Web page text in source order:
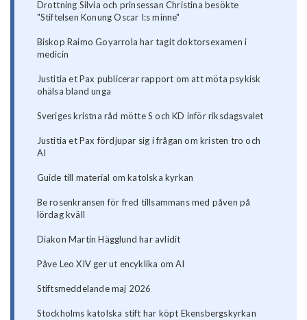
Drottning Silvia och prinsessan Christina besökte
"Stiftelsen Konung Oscar I:s minne"
Biskop Raimo Goyarrola har tagit doktorsexamen i
medicin
Justitia et Pax publicerar rapport om att möta psykisk
ohälsa bland unga
Sveriges kristna råd mötte S och KD inför riksdagsvalet
Justitia et Pax fördjupar sig i frågan om kristen tro och
AI
Guide till material om katolska kyrkan
Be rosenkransen för fred tillsammans med påven på
lördag kväll
Diakon Martin Hägglund har avlidit
Påve Leo XIV ger ut encyklika om AI
Stiftsmeddelande maj 2026
Stockholms katolska stift har köpt Ekensbergskyrkan